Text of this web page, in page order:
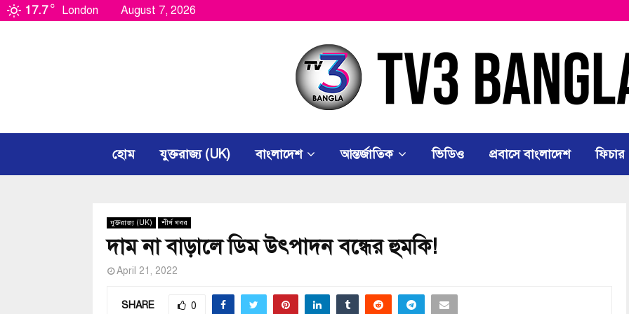
17.7 C London August 7, 2026
হোম যুক্তরাজ্য (UK) বাংলাদেশ আন্তর্জাতিক ভিডিও প্রবাসে বাংলাদেশ ফিচার
যুক্তরাজ্য (UK) শীর্ষ খবর
দাম না বাড়ালে ডিম উৎপাদন বন্ধের হুমকি!
April 21, 2022
SHARE 0